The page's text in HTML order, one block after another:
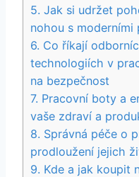
5. Jak‍ si udržet
nohou s​
6. Co říkají
technologiích v
⁣na bezpečnost
7. Pracovní ⁤boty a
vaše zdraví ⁣a
8.⁢ Správná péče o
prodloužení​ jejich‍
9. Kde⁣ a ‌jak koupit